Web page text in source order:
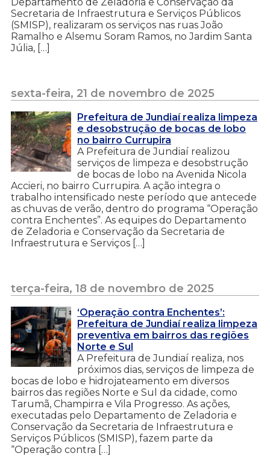
Secretaria de Infraestrutura e Serviços Públicos
(SMISP), realizaram os serviços nas ruas João
Ramalho e Alsemu Soram Ramos, no Jardim Santa
Júlia, […]
sexta-feira, 21 de novembro de 2025
Prefeitura de Jundiaí realiza limpeza
e desobstrução de bocas de lobo
no bairro Currupira
A Prefeitura de Jundiaí realizou
serviços de limpeza e desobstrução
de bocas de lobo na Avenida Nicola
Accieri, no bairro Currupira. A ação integra o
trabalho intensificado neste período que antecede
as chuvas de verão, dentro do programa “Operação
contra Enchentes”. As equipes do Departamento
de Zeladoria e Conservação da Secretaria de
Infraestrutura e Serviços […]
terça-feira, 18 de novembro de 2025
‘Operação contra Enchentes’:
Prefeitura de Jundiaí realiza limpeza
preventiva em bairros das regiões
Norte e Sul
A Prefeitura de Jundiaí realiza, nos
próximos dias, serviços de limpeza de
bocas de lobo e hidrojateamento em diversos
bairros das regiões Norte e Sul da cidade, como
Tarumã, Champirra e Vila Progresso. As ações,
executadas pelo Departamento de Zeladoria e
Conservação da Secretaria de Infraestrutura e
Serviços Públicos (SMISP), fazem parte da
“Operação contra […]